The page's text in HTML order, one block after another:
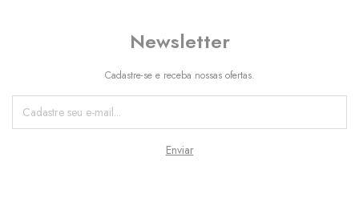
Newsletter
Cadastre-se e receba nossas ofertas.